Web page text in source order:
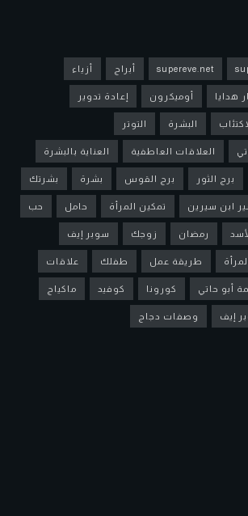
supereve.net أبراج أزياء
هدايا أوميكرون إعادة تدوير
البشرة التوتر
العلاقات العاطفية العناية بالبشرة
برج الثور برج القوس بشرة بشرتك
ابن سيرين تمكين المرأة حامل حب
رمضان زوجك سوبر إيف
طريقة عمل طفلك علاقات
أبو حاتي كورونا كوفيد ماكياج
إيف وصفات دجاج